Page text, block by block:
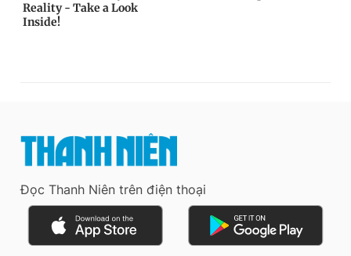
Đọc Thanh Niên trên điện thoại